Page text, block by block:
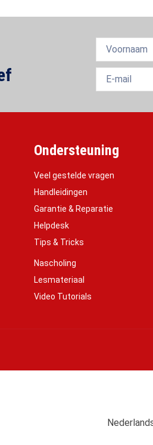
Ondersteuning
Veel gestelde vragen
Handleidingen
Garantie & Reparatie
Helpdesk
Tips & Tricks
Nascholing
Lesmateriaal
Video Tutorials